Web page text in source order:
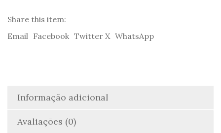
Share this item:
Email Facebook Twitter X WhatsApp
Informação adicional
Avaliações (0)